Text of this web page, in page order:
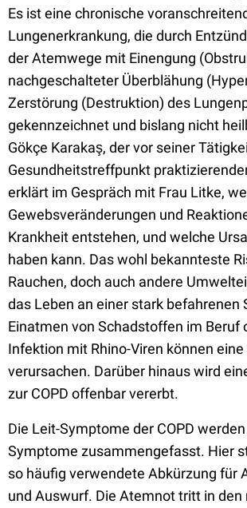
Es ist eine chronische
Lungenerkrankung, die durch
der Atemwege mit Einengung
nachgeschalteter Überblähung
Zerstörung (Destruktion) des
gekennzeichnet und bislang nicht
Gökçe Karakaş, der vor seiner
Gesundheitstreffpunkt
erklärt im Gespräch mit Frau Litke,
Gewebsveränderungen und
Krankheit entstehen, und welche
haben kann. Das wohl bekannteste
Rauchen, doch auch andere
das Leben an einer stark befahrenen
Einatmen von Schadstoffen im Beruf
Infektion mit Rhino-Viren können eine
verursachen. Darüber hinaus wird
zur COPD offenbar vererbt.
Die Leit-Symptome der COPD
Symptome zusammengefasst. Hier
so häufig verwendete Abkürzung für
und Auswurf. Die Atemnot tritt in den